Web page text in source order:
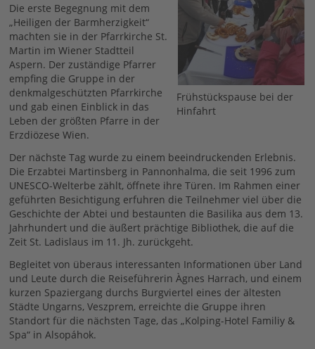
Frühstückspause bei der
Hinfahrt
Die erste Begegnung mit dem
„Heiligen der Barmherzigkeit“
machten sie in der Pfarrkirche St.
Martin im Wiener Stadtteil
Aspern. Der zuständige Pfarrer
empfing die Gruppe in der
denkmalgeschützten Pfarrkirche
und gab einen Einblick in das
Leben der größten Pfarre in der
Erzdiözese Wien.
Der nächste Tag wurde zu einem beeindruckenden Erlebnis.
Die Erzabtei Martinsberg in Pannonhalma, die seit 1996 zum
UNESCO-Welterbe zählt, öffnete ihre Türen. Im Rahmen einer
geführten Besichtigung erfuhren die Teilnehmer viel über die
Geschichte der Abtei und bestaunten die Basilika aus dem 13.
Jahrhundert und die äußert prächtige Bibliothek, die auf die
Zeit St. Ladislaus im 11. Jh. zurückgeht.
Begleitet von überaus interessanten Informationen über Land
und Leute durch die Reiseführerin Àgnes Harrach, und einem
kurzen Spaziergang durchs Burgviertel eines der ältesten
Städte Ungarns, Veszprem, erreichte die Gruppe ihren
Standort für die nächsten Tage, das „Kolping-Hotel Familiy &
Spa“ in Alsopáhok.